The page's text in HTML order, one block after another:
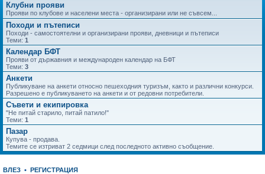
Клубни прояви
Прояви по клубове и населени места - организирани или не съвсем...
Походи и пътеписи
Походи - самостоятелни и организирани прояви, дневници и пътеписи
Теми: 1
Календар БФТ
Прояви от държавния и международен календар на БФТ
Теми: 3
Анкети
Публикуване на анкети относно пешеходния туризъм, както и различни конкурси.
Разрешено е публикуването на анкети и от редовни потребители.
Съвети и екипировка
"Не питай старило, питай патило!"
Теми: 1
Пазар
Купува - продава.
Темите се изтриват 2 седмици след последното активно съобщение.
ВЛЕЗ • РЕГИСТРАЦИЯ